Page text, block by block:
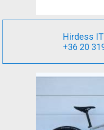
Hirdess
+36 20